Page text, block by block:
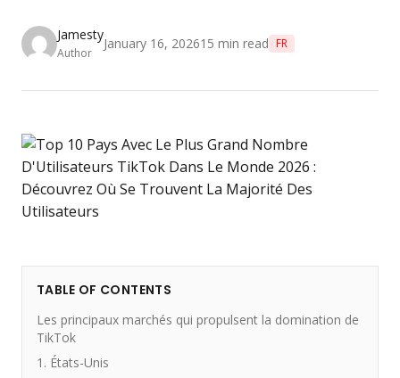
Jamesty
Author
January 16, 202615 min read FR
TABLE OF CONTENTS
Les principaux marchés qui propulsent la domination de
TikTok
1. États-Unis